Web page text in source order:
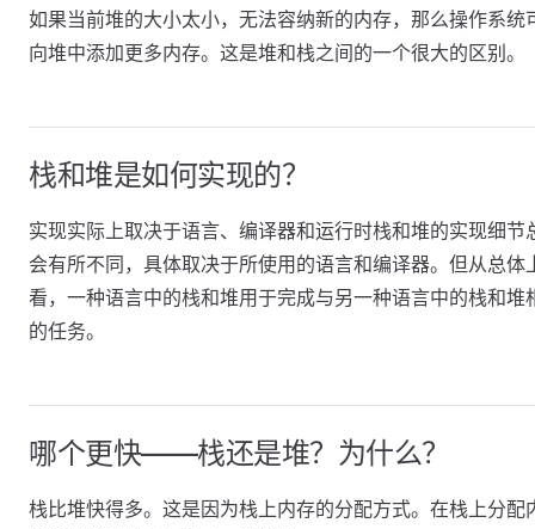
如果当前堆的大小太小，无法容纳新的内存，那么操作系统
向堆中添加更多内存。这是堆和栈之间的一个很大的区别。
栈和堆是如何实现的？
实现实际上取决于语言、编译器和运行时栈和堆的实现细节
会有所不同，具体取决于所使用的语言和编译器。但从总体
看，一种语言中的栈和堆用于完成与另一种语言中的栈和堆
的任务。
哪个更快——栈还是堆？为什么？
栈比堆快得多。这是因为栈上内存的分配方式。在栈上分配